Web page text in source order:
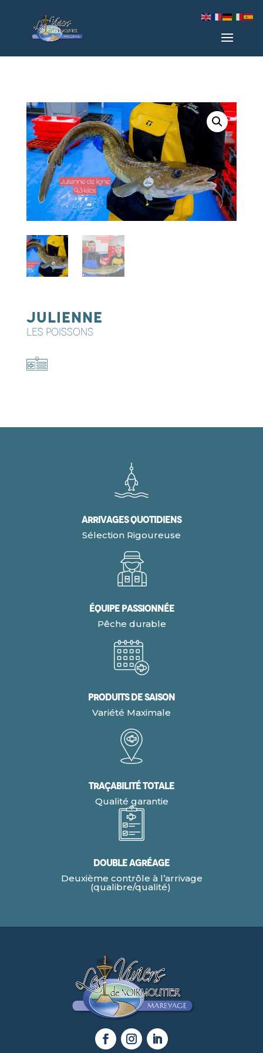
Julienne
LES POISSONS
Arrivages quotidiens
Sélection Rigoureuse
Équipe Passionnée
Pêche durable
Produits de Saison
Variété Maximale
Traçabilité Totale
Qualité garantie
Double agréage
Deuxième contrôle à l’arrivage
(qualibre/qualité)